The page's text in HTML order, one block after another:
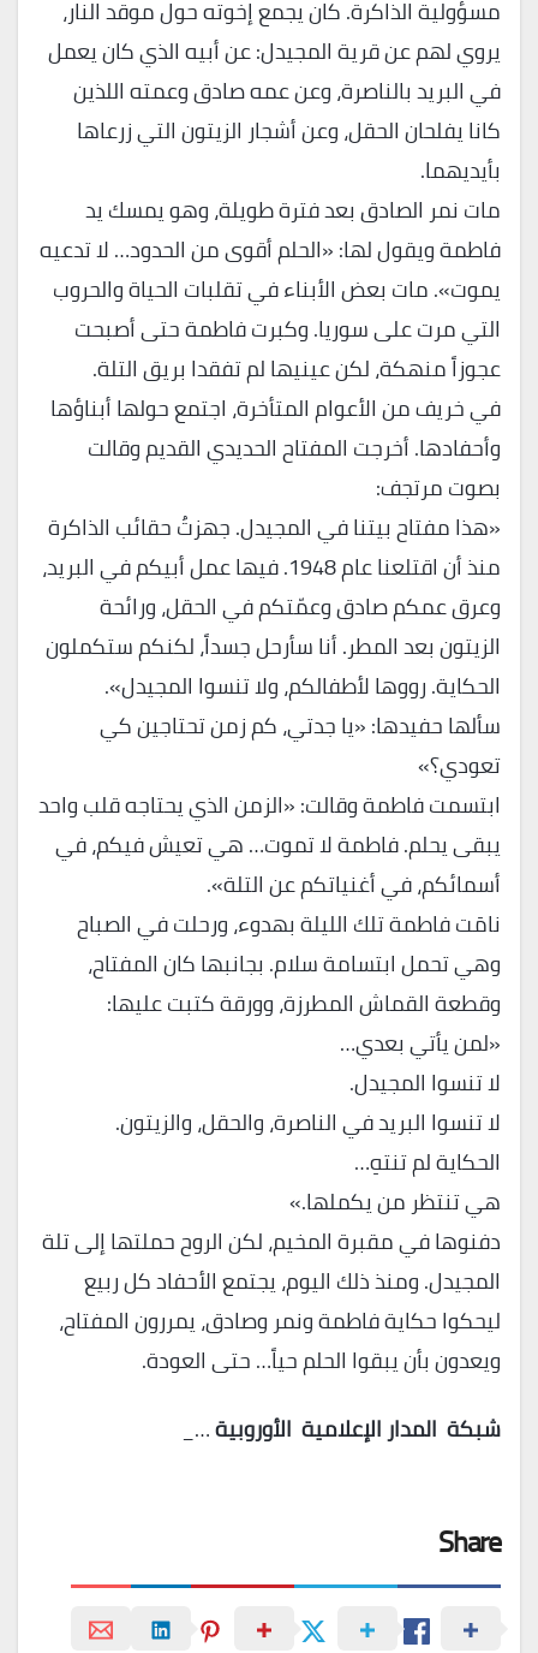
مسؤولية الذاكرة. كان يجمع إخوته حول موقد النار،
يروي لهم عن قرية المجيدل: عن أبيه الذي كان يعمل
في البريد بالناصرة، وعن عمه صادق وعمته اللذين
كانا يفلحان الحقل، وعن أشجار الزيتون التي زرعاها
بأيديهما.
مات نمر الصادق بعد فترة طويلة، وهو يمسك يد
فاطمة ويقول لها: «الحلم أقوى من الحدود… لا تدعيه
يموت». مات بعض الأبناء في تقلبات الحياة والحروب
التي مرت على سوريا. وكبرت فاطمة حتى أصبحت
عجوزاً منهكة، لكن عينيها لم تفقدا بريق التلة.
في خريف من الأعوام المتأخرة، اجتمع حولها أبناؤها
وأحفادها. أخرجت المفتاح الحديدي القديم وقالت
بصوت مرتجف:
«هذا مفتاح بيتنا في المجيدل. جهزتُ حقائب الذاكرة
منذ أن اقتلعنا عام 1948. فيها عمل أبيكم في البريد،
وعرق عمكم صادق وعمّتكم في الحقل، ورائحة
الزيتون بعد المطر. أنا سأرحل جسداً، لكنكم ستكملون
الحكاية. رووها لأطفالكم، ولا تنسوا المجيدل».
سألها حفيدها: «يا جدتي، كم زمن تحتاجين كي
تعودي؟»
ابتسمت فاطمة وقالت: «الزمن الذي يحتاجه قلب واحد
يبقى يحلم. فاطمة لا تموت… هي تعيش فيكم، في
أسمائكم، في أغنياتكم عن التلة».
نامَت فاطمة تلك الليلة بهدوء، ورحلت في الصباح
وهي تحمل ابتسامة سلام. بجانبها كان المفتاح،
وقطعة القماش المطرزة، وورقة كتبت عليها:
«لمن يأتي بعدي…
لا تنسوا المجيدل.
لا تنسوا البريد في الناصرة، والحقل، والزيتون.
الحكاية لم تنتهِ…
هي تنتظر من يكملها.»
دفنوها في مقبرة المخيم، لكن الروح حملتها إلى تلة
المجيدل. ومنذ ذلك اليوم، يجتمع الأحفاد كل ربيع
ليحكوا حكاية فاطمة ونمر وصادق، يمررون المفتاح،
ويعدون بأن يبقوا الحلم حياً… حتى العودة.
شبكة المدارالإعلامية الأوروبية…_
Share